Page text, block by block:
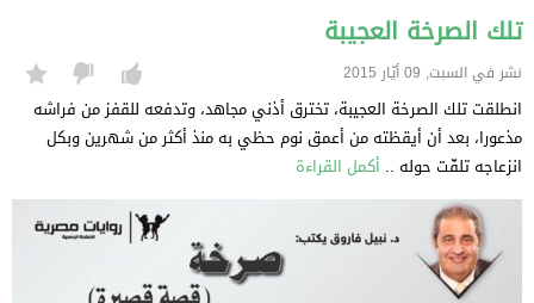
تلك الصرخة العجيبة
نشر في السبت, 09 أيّار 2015
انطلقت تلك الصرخة العجيبة، تخترق أذني مجاهد، وتدفعه للقفز من فراشه
مذعورا، بعد أن أيقظته من أعمق نوم حظي به منذ أكثر من شهرين وبكل
انزعاجه تلفّت حوله .. أكمل القراءة